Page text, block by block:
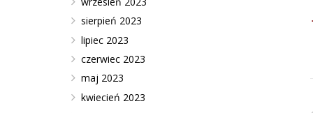
sierpień 2023
lipiec 2023
czerwiec 2023
maj 2023
kwiecień 2023